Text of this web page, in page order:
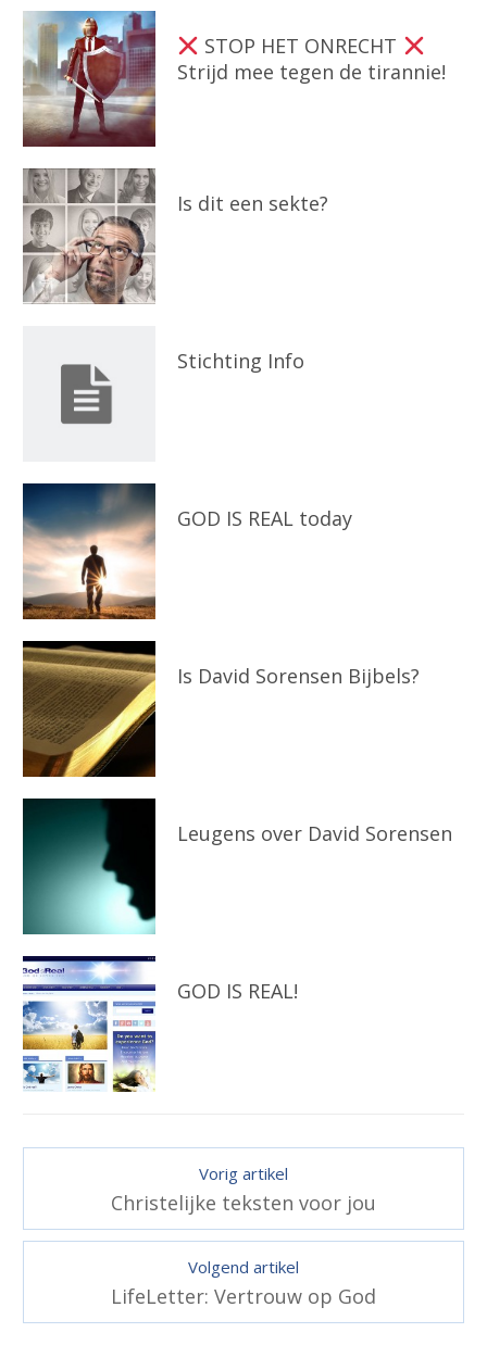
STOP HET ONRECHT
Strijd mee tegen de tirannie!
Is dit een sekte?
Stichting Info
GOD IS REAL today
Is David Sorensen Bijbels?
Leugens over David Sorensen
GOD IS REAL!
Vorig artikel
Christelijke teksten voor jou
Volgend artikel
LifeLetter: Vertrouw op God